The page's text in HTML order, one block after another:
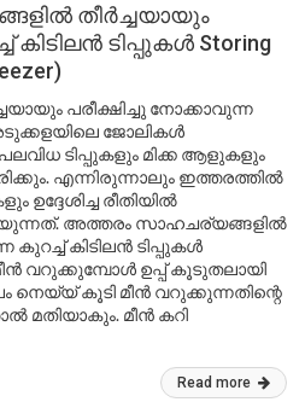
തീർച്ചയായും
ടിപ്പുകൾ Storing
പരീക്ഷിച്ചു നോക്കാവുന്ന
ജോലികൾ
ടിപ്പുകളും മിക്ക ആളുകളും
എന്നിരുന്നാലും ഇത്തരത്തിൽ
ഉദ്ദേശിച്ച രീതിയിൽ
അത്തരം സാഹചര്യങ്ങളിൽ
കുറച്ച് കിടിലൻ ടിപ്പുകൾ
മീൻ വറുക്കുമ്പോൾ ഉപ്പ് കൂടുതലായി
കൂടി മീൻ വറുക്കുന്നതിന്റെ
മതിയാകും. മീൻ കറി
Read more